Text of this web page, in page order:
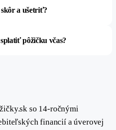
a ušetriť?
pôžičku včas?
so 14-ročnými
financií a úverovej